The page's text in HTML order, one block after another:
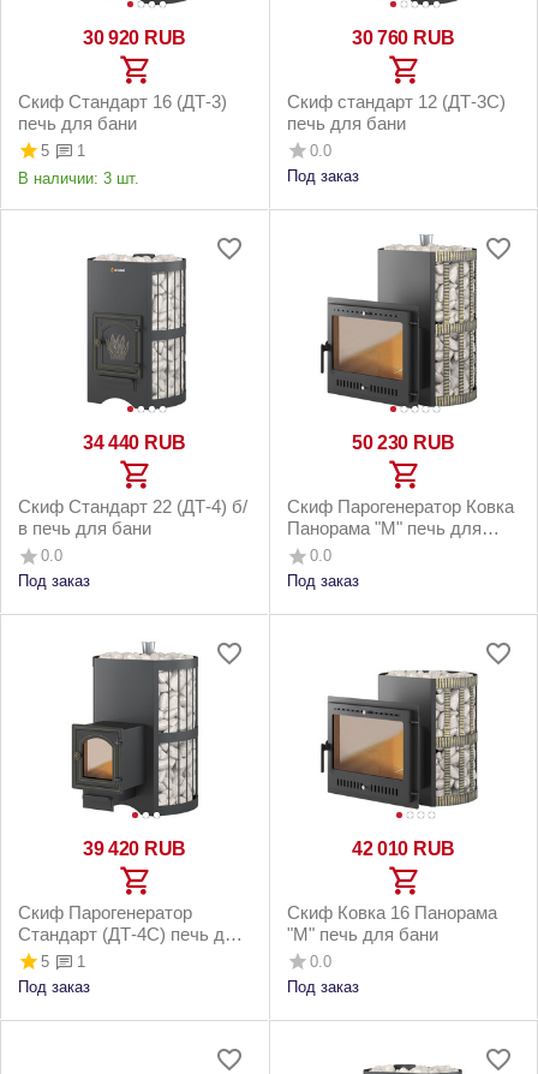
30 920 RUB
Скиф Стандарт 16 (ДТ-3)
печь для бани
5
1
В наличии: 3 шт.
30 760 RUB
Скиф стандарт 12 (ДТ-3С)
печь для бани
0.0
Под заказ
34 440 RUB
Скиф Стандарт 22 (ДТ-4) б/
в печь для бани
0.0
Под заказ
50 230 RUB
Скиф Парогенератор Ковка
Панорама "М" печь для
бани
0.0
Под заказ
39 420 RUB
Скиф Парогенератор
Стандарт (ДТ-4С) печь для
бани
5
1
Под заказ
42 010 RUB
Скиф Ковка 16 Панорама
"М" печь для бани
0.0
Под заказ